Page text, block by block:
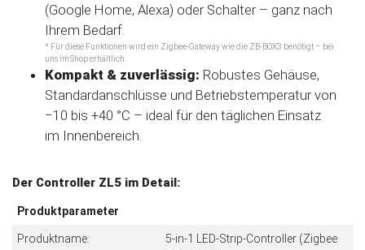
(Google Home, Alexa) oder Schalter – ganz nach
Ihrem Bedarf.
* Für diese Funktionen wird ein Zigbee-Gateway wie die ZB-BOX3 benötigt – bei
uns im Shop erhältlich.
Kompakt & zuverlässig: Robustes Gehäuse,
Standardanschlüsse und Betriebstemperatur von
−10 bis +40 °C – ideal für den täglichen Einsatz
im Innenbereich.
Der Controller ZL5 im Detail:
Produktparameter
Produktname:
5-in-1 LED-Strip-Controller (Zigbee